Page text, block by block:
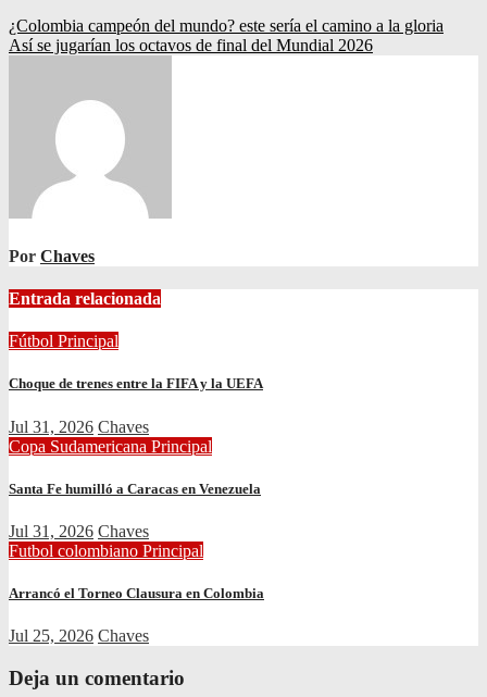
Navegación
de
¿Colombia campeón del mundo? este sería el camino a la gloria
Así se jugarían los octavos de final del Mundial 2026
Por Chaves
Entrada relacionada
Fútbol Principal
Choque de trenes entre la FIFA y la UEFA
Jul 31, 2026 Chaves
Copa Sudamericana Principal
Santa Fe humilló a Caracas en Venezuela
Jul 31, 2026 Chaves
Futbol colombiano Principal
Arrancó el Torneo Clausura en Colombia
Jul 25, 2026 Chaves
Deja un comentario